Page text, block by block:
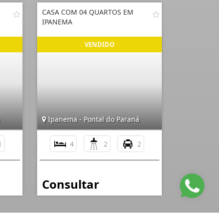
CASA COM 04 QUARTOS EM
IPANEMA
Ipanema - Pontal do Paraná
4 2 2
Consultar